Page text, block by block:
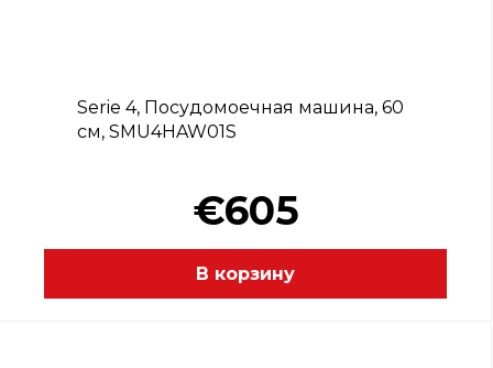
Serie 4, Посудомоечная машина, 60
см, SMU4HAW01S
€605
В корзину